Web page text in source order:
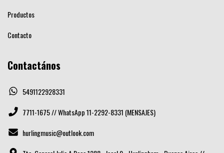
Productos
Contacto
Contactános
5491122928331
7711-1675 // WhatsApp 11-2292-8331 (MENSAJES)
hurlingmusic@outlook.com